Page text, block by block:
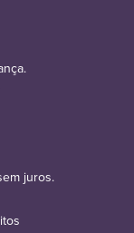
juros.